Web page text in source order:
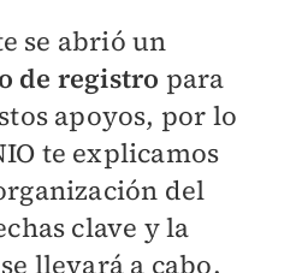
se abrió un
de registro para
apoyos, por lo
te explicamos
del
clave y la
llevará a cabo.